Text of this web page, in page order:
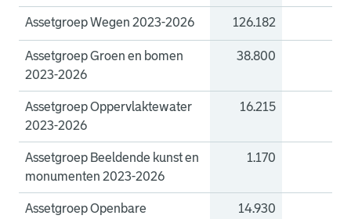
Assetgroep Wegen 2023-2026 126.182
Assetgroep Groen en bomen
2023-2026
38.800
Assetgroep Oppervlaktewater
2023-2026
16.215
Assetgroep Beeldende kunst en
monumenten 2023-2026
1.170
Assetgroep Openbare
14.930